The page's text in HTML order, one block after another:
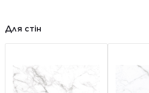
Для стін